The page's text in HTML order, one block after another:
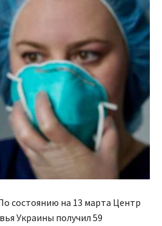
состоянию на 13 марта Центр
Украины получил 59